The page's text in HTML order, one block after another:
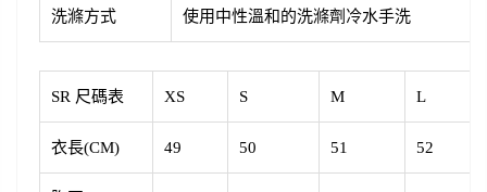
洗滌方式 使用中性溫和的洗滌劑冷水手洗
SR 尺碼表 XS S M L
衣長(CM) 49 50 51 52